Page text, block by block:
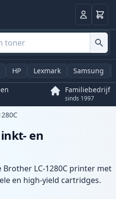
Log in
HP Lexmark Samsung
Familiebedrijf
sinds 1997
en
LC-1280C printer met
en high-yield cartridges.
en snelle levering